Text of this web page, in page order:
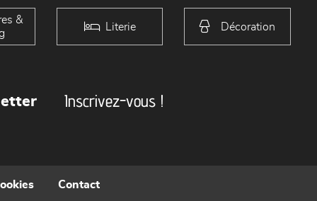
&
Literie Décoration
Inscrivez-vous !
Contact